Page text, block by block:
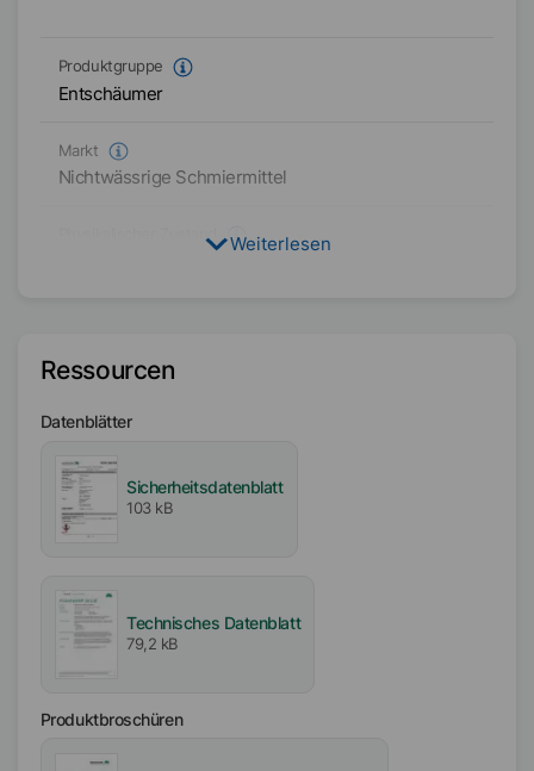
Produktgruppe
Entschäumer
Markt
Nichtwässrige Schmiermittel
Physikalischer Zustand
EMEA
Amerika
Asien/Ozeanien
NSF HX-2
Weiterlesen
Ressourcen
Datenblätter
Sicherheitsdatenblatt
103 kB
Technisches Datenblatt
79,2 kB
Produktbroschüren